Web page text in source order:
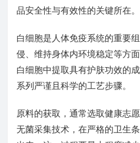
品安全性与有效性的关键所在。
白细胞是人体免疫系统的重要
侵、维持身体内环境稳定等方
白细胞中提取具有护肤功效的
系列严谨且科学的工艺步骤。
原料的获取，通常选取健康志
无菌采集技术，在严格的卫生